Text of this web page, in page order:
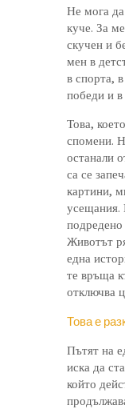
Не мога
куче. За
скучен и
мен в
в спорта,
победи и в
Това,
спомени.
останали
са се
картини,
усещания.
Животът
една
те връща
отключва
Това е
Пътят на
иска да
който